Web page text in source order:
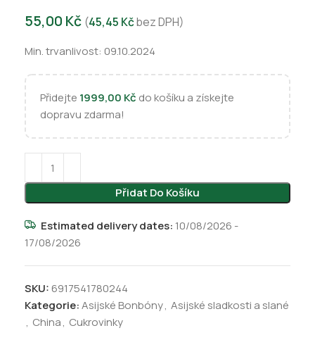
55,00 Kč (45,45 Kčbez DPH)
Min. trvanlivost: 09.10.2024
Přidejte 1999,00 Kč do košíku a získejte
dopravu zdarma!
Přidat Do Košíku
Estimated delivery dates: 10/08/2026 -
17/08/2026
SKU:6917541780244
Kategorie:Asijské Bonbóny, Asijské sladkosti a slané
, China, Cukrovinky